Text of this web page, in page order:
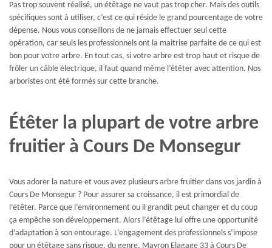
Pas trop souvent réalisé, un étêtage ne vaut pas trop cher. Mais des outils
spécifiques sont à utiliser, c’est ce qui réside le grand pourcentage de votre
dépense. Nous vous conseillons de ne jamais effectuer seul cette
opération, car seuls les professionnels ont la maitrise parfaite de ce qui est
bon pour votre arbre. En tout cas, si votre arbre est trop haut et risque de
frôler un câble électrique, il faut quand même l’étêter avec attention. Nos
arboristes ont été formés sur cette branche.
Étêter la plupart de votre arbre
fruitier à Cours De Monsegur
Vous adorer la nature et vous avez plusieurs arbre fruitier dans vos jardin à
Cours De Monsegur ? Pour assurer sa croissance, il est primordial de
l’étêter. Parce que l’environnement ou il grandit peut changer et du coup
ça empêche son développement. Alors l’étêtage lui offre une opportunité
d’adaptation à son entourage. L’engagement des professionnels s’impose
pour un étêtage sans risque, du genre, Mayron Elagage 33 à Cours De